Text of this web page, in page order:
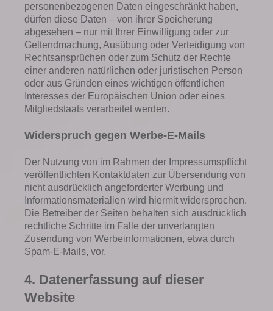
personenbezogenen Daten eingeschränkt haben,
dürfen diese Daten – von ihrer Speicherung
abgesehen – nur mit Ihrer Einwilligung oder zur
Geltendmachung, Ausübung oder Verteidigung von
Rechtsansprüchen oder zum Schutz der Rechte
einer anderen natürlichen oder juristischen Person
oder aus Gründen eines wichtigen öffentlichen
Interesses der Europäischen Union oder eines
Mitgliedstaats verarbeitet werden.
Widerspruch gegen Werbe-E-Mails
Der Nutzung von im Rahmen der Impressumspflicht
veröffentlichten Kontaktdaten zur Übersendung von
nicht ausdrücklich angeforderter Werbung und
Informationsmaterialien wird hiermit widersprochen.
Die Betreiber der Seiten behalten sich ausdrücklich
rechtliche Schritte im Falle der unverlangten
Zusendung von Werbeinformationen, etwa durch
Spam-E-Mails, vor.
4. Datenerfassung auf dieser
Website